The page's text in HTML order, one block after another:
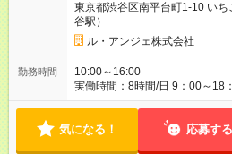
東京都渋谷区南平台町1-10 い
谷駅）
ル・アンジェ株式会社
勤務時間
10:00～16:00
実働時間：8時間/日 9：00～18
週3日～OK
気になる！ 応募する